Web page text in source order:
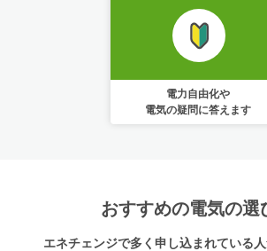
電力自由化や
電気の疑問に答えます
おすすめの電気の選
エネチェンジで多く申し込まれている